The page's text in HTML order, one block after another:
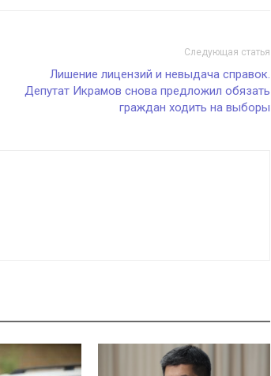
Следующая статья
Лишение лицензий и невыдача справок.
Депутат Икрамов снова предложил обязать
граждан ходить на выборы